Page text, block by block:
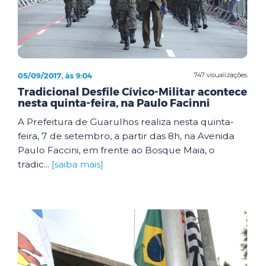
747 visualizações
05/09/2017, às 9:04
Tradicional Desfile Cívico-Militar acontece
nesta quinta-feira, na Paulo Facinni
A Prefeitura de Guarulhos realiza nesta quinta-
feira, 7 de setembro, a partir das 8h, na Avenida
Paulo Faccini, em frente ao Bosque Maia, o
tradic... [saiba mais]